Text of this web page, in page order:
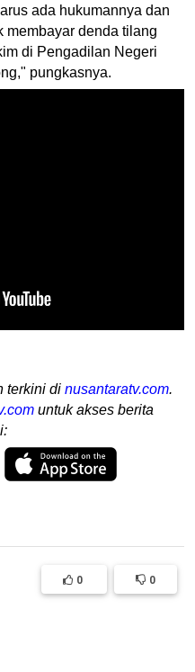
ada hukumannya dan
membayar denda tilang
di Pengadilan Negeri
pungkasnya.
terkini di nusantaratv.com.
untuk akses berita
0 0